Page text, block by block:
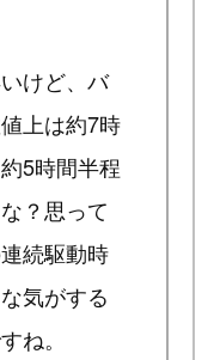
けど、バ
上は約7時
5時間半程
？思って
続駆動時
気がする
ね。